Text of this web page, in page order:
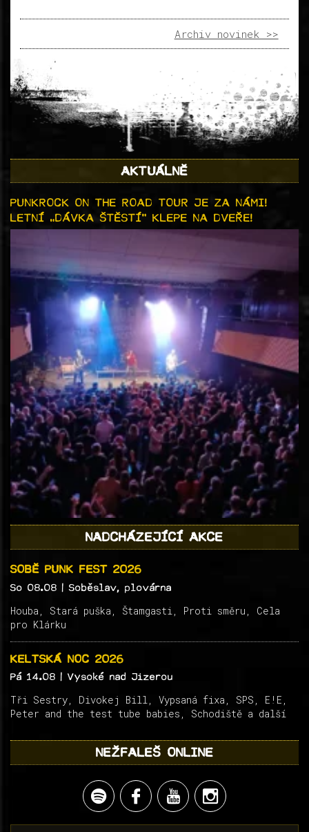
Archiv novinek >>
AKTUÁLNĚ
PUNKROCK ON THE ROAD TOUR JE ZA NÁMI!
LETNÍ „DÁVKA ŠTĚSTÍ“ KLEPE NA DVEŘE!
NADCHÁZEJÍCÍ AKCE
SOBĚ PUNK FEST 2026
So 08.08 | Soběslav, plovárna
Houba, Stará puška, Štamgasti, Proti směru, Cela
pro Klárku
KELTSKÁ NOC 2026
Pá 14.08 | Vysoké nad Jizerou
Tři Sestry, Divokej Bill, Vypsaná fixa, SPS, E!E,
Peter and the test tube babies, Schodiště a další
NEŽFALEŠ ONLINE